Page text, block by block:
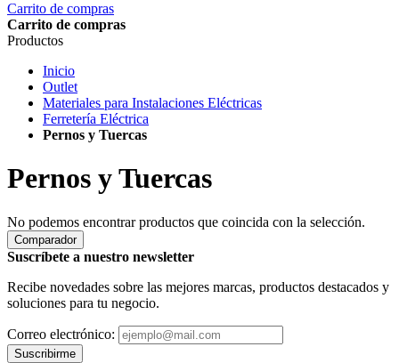
Carrito de compras
Carrito de compras
Productos
Inicio
Outlet
Materiales para Instalaciones Eléctricas
Ferretería Eléctrica
Pernos y Tuercas
Pernos y Tuercas
No podemos encontrar productos que coincida con la selección.
Comparador
Suscríbete a nuestro newsletter
Recibe novedades sobre las mejores marcas, productos destacados y
soluciones para tu negocio.
Correo electrónico:
Suscribirme